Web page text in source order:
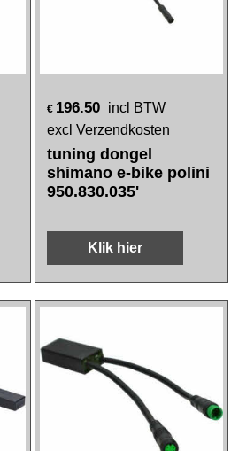
€ 196.50 incl BTW
excl Verzendkosten
tuning dongel
shimano e-bike polini
950.830.035'
Klik hier